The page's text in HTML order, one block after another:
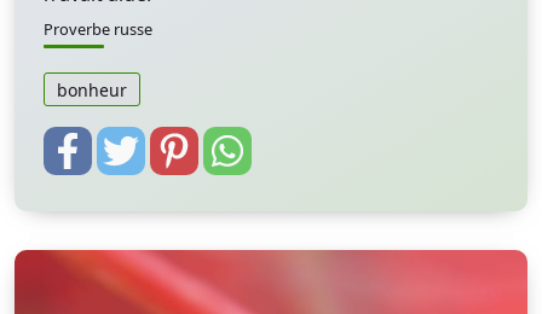
Proverbe russe
bonheur